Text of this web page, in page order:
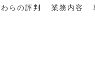
らの評判
業務内容